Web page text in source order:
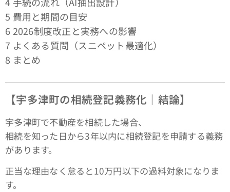
5 費用と期間の目安
6 2026制度改正と実務への影響
7 よくある質問（スニペット最適化）
8 まとめ
【宇多津町の相続登記義務化｜結論】
宇多津町で不動産を相続した場合、
相続を知った日から3年以内に相続登記を申請する義務
があります。
正当な理由なく怠ると10万円以下の過料対象になりま
す。